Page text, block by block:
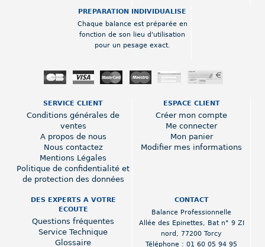
PREPARATION INDIVIDUALISE
Chaque balance est préparée en
fonction de son lieu d'utilisation
pour un pesage exact.
SERVICE CLIENT
Conditions générales de
ventes
A propos de nous
Nous contactez
Mentions Légales
Politique de confidentialité et
de protection des données
ESPACE CLIENT
Créer mon compte
Me connecter
Mon panier
Modifier mes informations
DES EXPERTS A VOTRE
ECOUTE
Questions fréquentes
Service Technique
Glossaire
CONTACT
Balance Professionnelle
Allée des Epinettes, Bat n° 9 ZI
nord , 77200 Torcy
Téléphone : 01 60 05 94 95